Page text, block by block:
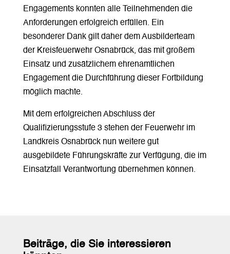
Engagements konnten alle Teilnehmenden die
Anforderungen erfolgreich erfüllen. Ein
besonderer Dank gilt daher dem Ausbilderteam
der Kreisfeuerwehr Osnabrück, das mit großem
Einsatz und zusätzlichem ehrenamtlichen
Engagement die Durchführung dieser Fortbildung
möglich machte.
Mit dem erfolgreichen Abschluss der
Qualifizierungsstufe 3 stehen der Feuerwehr im
Landkreis Osnabrück nun weitere gut
ausgebildete Führungskräfte zur Verfügung, die im
Einsatzfall Verantwortung übernehmen können.
Beiträge, die Sie interessieren